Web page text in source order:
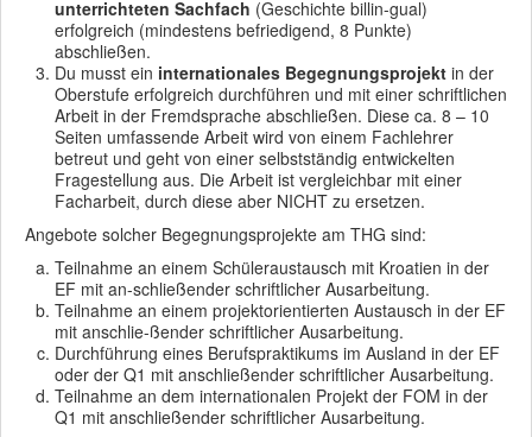
unterrichteten Sachfach (Geschichte billin-gual)
erfolgreich (mindestens befriedigend, 8 Punkte)
abschließen.
Du musst ein internationales Begegnungsprojekt in der
Oberstufe erfolgreich durchführen und mit einer schriftlichen
Arbeit in der Fremdsprache abschließen. Diese ca. 8 – 10
Seiten umfassende Arbeit wird von einem Fachlehrer
betreut und geht von einer selbstständig entwickelten
Fragestellung aus. Die Arbeit ist vergleichbar mit einer
Facharbeit, durch diese aber NICHT zu ersetzen.
Angebote solcher Begegnungsprojekte am THG sind:
Teilnahme an einem Schüleraustausch mit Kroatien in der
EF mit an-schließender schriftlicher Ausarbeitung.
Teilnahme an einem projektorientierten Austausch in der EF
mit anschlie-ßender schriftlicher Ausarbeitung.
Durchführung eines Berufspraktikums im Ausland in der EF
oder der Q1 mit anschließender schriftlicher Ausarbeitung.
Teilnahme an dem internationalen Projekt der FOM in der
Q1 mit anschließender schriftlicher Ausarbeitung.